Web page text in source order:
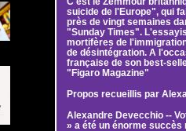
suicide de l'Europe", qui
près de vingt semaines
"Sunday Times".
mortifères de
de désintégration. A
française de son best-
"Figaro Magazine"
Propos recueillis par
Alexandre Devecchio --
» a été un énorme succès